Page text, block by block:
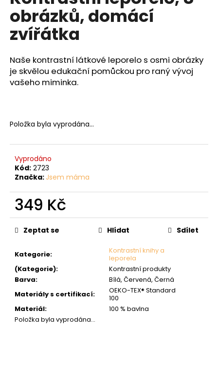
z
5
hvězdiček.
obrázků, domácí
zvířátka
Naše kontrastní látkové leporelo s osmi obrázky
je skvělou edukační pomůckou pro raný vývoj
vašeho miminka.
Položka byla vyprodána…
Vyprodáno
Kód: 2723
Značka: Jsem máma
349 Kč
Měrná
cena:
Kategorie:
Kontrastní knihy a
leporela
(Kategorie):
Kontrastní produkty
Barva:
Bílá, Červená, Černá
Materiály s certifikací:
OEKO-TEX® Standard
100
Materiál:
100 % bavlna
Položka byla vyprodána…
Zeptat se Hlídat Sdílet
u
j
e
m
e